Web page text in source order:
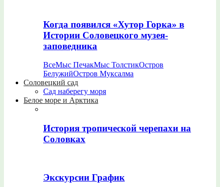
Когда появился «Хутор Горка» в
Истории Соловецкого музея-
заповедника
ВсеМыс ПечакМыс ТолстикОстров
БелужийОстров Муксалма
Соловецкий сад
Сад наберегу моря
Белое море и Арктика
История тропической черепахи на
Соловках
Экскурсии График